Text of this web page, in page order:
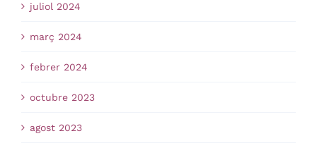
juliol 2024
març 2024
febrer 2024
octubre 2023
agost 2023